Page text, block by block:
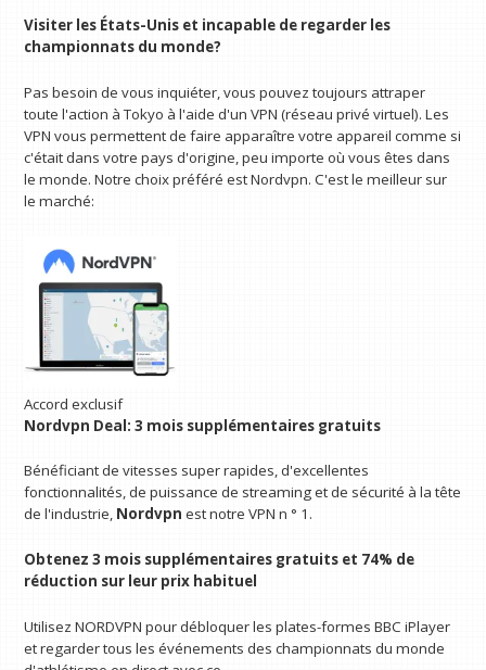
Visiter les États-Unis et incapable de regarder les
championnats du monde?
Pas besoin de vous inquiéter, vous pouvez toujours attraper
toute l'action à Tokyo à l'aide d'un VPN (réseau privé virtuel). Les
VPN vous permettent de faire apparaître votre appareil comme si
c'était dans votre pays d'origine, peu importe où vous êtes dans
le monde. Notre choix préféré est Nordvpn. C'est le meilleur sur
le marché:
Accord exclusif
Nordvpn Deal: 3 mois supplémentaires gratuits
Bénéficiant de vitesses super rapides, d'excellentes
fonctionnalités, de puissance de streaming et de sécurité à la tête
de l'industrie, Nordvpn est notre VPN n ° 1.
Obtenez 3 mois supplémentaires gratuits et 74% de
réduction sur leur prix habituel
Utilisez NORDVPN pour débloquer les plates-formes BBC iPlayer
et regarder tous les événements des championnats du monde